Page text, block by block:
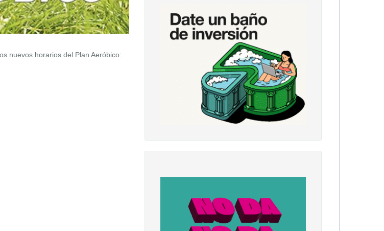
nuevos horarios del Plan Aeróbico: